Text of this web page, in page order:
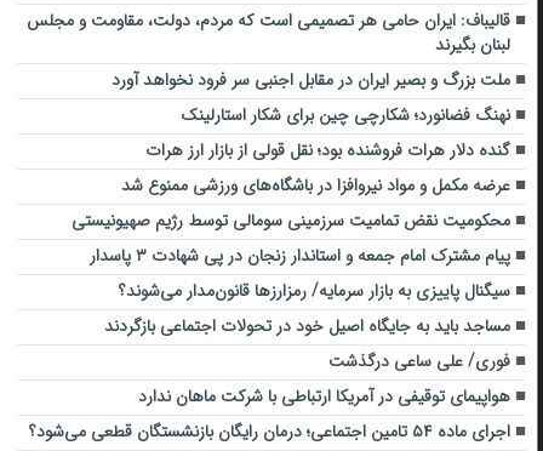
قالیباف: ایران حامی هر تصمیمی است که مردم، دولت، مقاومت و مجلس
لبنان بگیرند
ملت بزرگ و بصیر ایران در مقابل اجنبی سر فرود نخواهد آورد
نهنگ فضانورد؛ شکارچی چین برای شکار استارلینک
گنده دلار هرات فروشنده بود؛ نقل قولی از بازار ارز هرات
عرضه مکمل‌ و مواد نیروافزا در باشگاه‌های ورزشی ممنوع شد
محکومیت نقض تمامیت سرزمینی سومالی توسط رژیم صهیونیستی
پیام مشترک امام جمعه و استاندار زنجان در پی شهادت ۳ پاسدار
سیگنال پاییزی به بازار سرمایه/ رمزارزها قانون‌مدار می‌شوند؟
مساجد باید به جایگاه اصیل خود در تحولات اجتماعی بازگردند
فوری/ علی ساعی درگذشت
هواپیمای توقیفی در آمریکا ارتباطی با شرکت ماهان ندارد
اجرای ماده ۵۴ تامین اجتماعی؛ درمان رایگان بازنشستگان قطعی می‌شود؟